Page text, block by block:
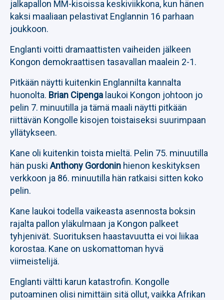
jalkapallon MM-kisoissa keskiviikkona, kun hänen
kaksi maaliaan pelastivat Englannin 16 parhaan
joukkoon.
Englanti voitti dramaattisten vaiheiden jälkeen
Kongon demokraattisen tasavallan maalein 2-1.
Pitkään näytti kuitenkin Englannilta kannalta
huonolta. Brian Cipenga laukoi Kongon johtoon jo
pelin 7. minuutilla ja tämä maali näytti pitkään
riittävän Kongolle kisojen toistaiseksi suurimpaan
yllätykseen.
Kane oli kuitenkin toista mieltä. Pelin 75. minuutilla
hän puski Anthony Gordonin hienon keskityksen
verkkoon ja 86. minuutilla hän ratkaisi sitten koko
pelin.
Kane laukoi todella vaikeasta asennosta boksin
rajalta pallon yläkulmaan ja Kongon palkeet
tyhjenivät. Suorituksen haastavuutta ei voi liikaa
korostaa. Kane on uskomattoman hyvä
viimeistelijä.
Englanti vältti karun katastrofin. Kongolle
putoaminen olisi nimittäin sitä ollut, vaikka Afrikan